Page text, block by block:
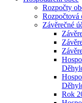
Rozpočty
Rozpočtová
Závěrečné
Rok